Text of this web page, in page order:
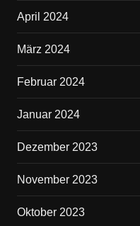
April 2024
März 2024
Februar 2024
Januar 2024
Dezember 2023
November 2023
Oktober 2023